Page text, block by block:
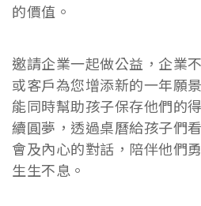
的價值。
邀請企業一起做公益，企業
或客戶為您增添新的一年願
能同時幫助孩子保存他們的
續圓夢，透過桌曆給孩子們
會及內心的對話，陪伴他們
生生不息。